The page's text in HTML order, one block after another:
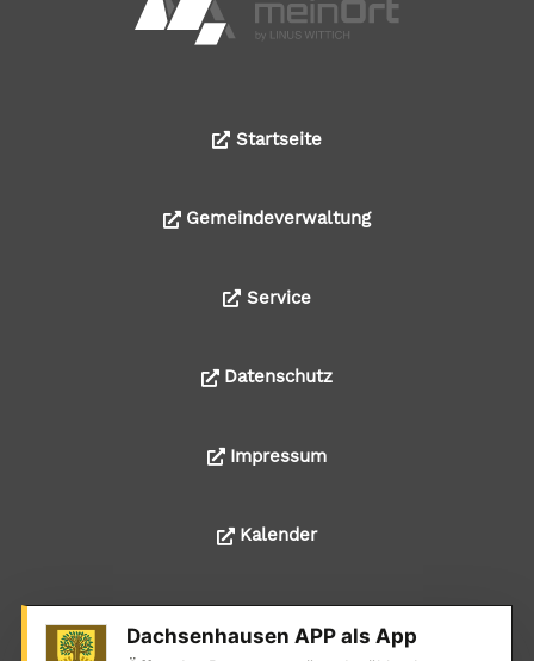
Startseite
Gemeindeverwaltung
Service
Datenschutz
Impressum
Kalender
© 2024 Alle Rechte liegen bei der Ortsgemeinde
Dachsenhausen APP als App